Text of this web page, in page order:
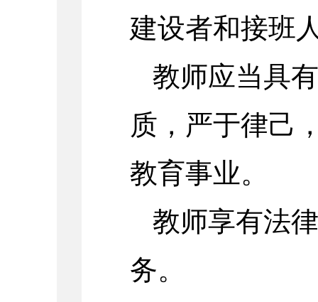
建设者和接班
教师应当具
质，严于律己
教育事业。
教师享有法
务。